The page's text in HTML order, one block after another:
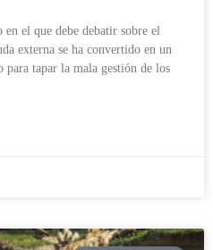
el que debe debatir sobre el
externa se ha convertido en un
tapar la mala gestión de los